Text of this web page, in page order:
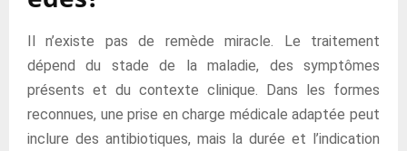
Il n’existe pas de remède miracle. Le traitement
dépend du stade de la maladie, des symptômes
présents et du contexte clinique. Dans les formes
reconnues, une prise en charge médicale adaptée peut
inclure des antibiotiques, mais la durée et l’indication